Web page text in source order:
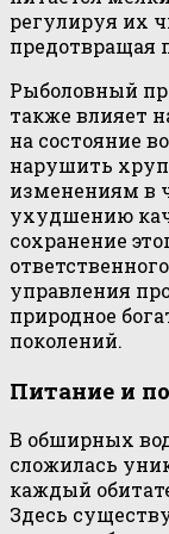
регулируя их
предотвращая
Рыболовный
также влияет
на состояние
нарушить
изменениям в
ухудшению
сохранение
управления
природное
поколений.
Питание и
В обширных
сложилась
каждый
Здесь